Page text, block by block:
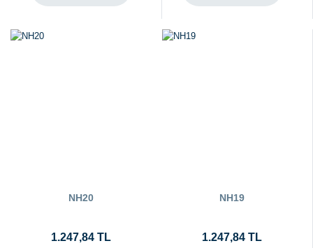
NH20
1.247,84 TL
NH19
1.247,84 TL